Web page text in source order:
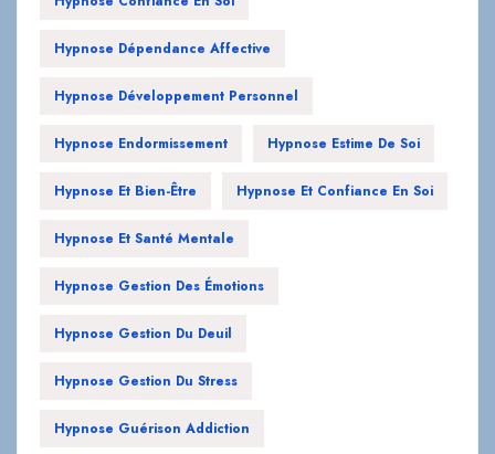
Hypnose Dépendance Affective
Hypnose Développement Personnel
Hypnose Endormissement Hypnose Estime De Soi
Hypnose Et Bien-Être Hypnose Et Confiance En Soi
Hypnose Et Santé Mentale
Hypnose Gestion Des Émotions
Hypnose Gestion Du Deuil
Hypnose Gestion Du Stress
Hypnose Guérison Addiction